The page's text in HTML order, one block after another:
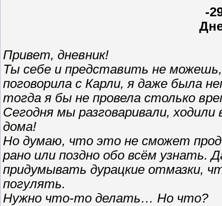
-
Привет, дневник!
Ты себе и представить не
поговорила с Карли, я даже была
тогда я бы не провела столько
Сегодня мы разговаривали,
дома!
Но думаю, что это не сможет
рано или поздно обо всём узнать.
придумывать дурацкие отмазки,
погулять.
Нужно что-то делать… Но что?